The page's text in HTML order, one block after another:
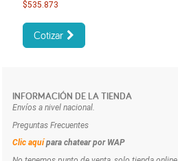
$535.873
Cotizar
INFORMACIÓN DE LA TIENDA
Envíos a nivel nacional.
Preguntas Frecuentes
Clic aquí para chatear por WAP